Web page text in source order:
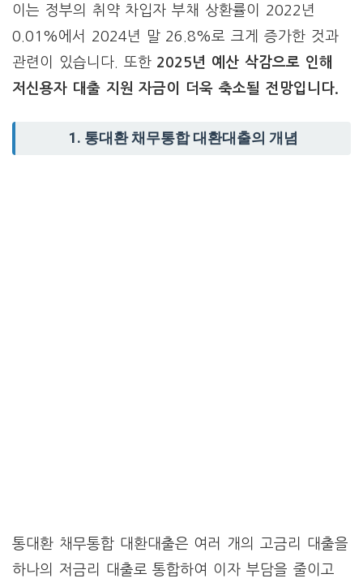
이는 정부의 취약 차입자 부채 상환률이 2022년
0.01%에서 2024년 말 26.8%로 크게 증가한 것과
관련이 있습니다. 또한 2025년 예산 삭감으로 인해
저신용자 대출 지원 자금이 더욱 축소될 전망입니다.
1. 통대환 채무통합 대환대출의 개념
통대환 채무통합 대환대출은 여러 개의 고금리 대출을
하나의 저금리 대출로 통합하여 이자 부담을 줄이고